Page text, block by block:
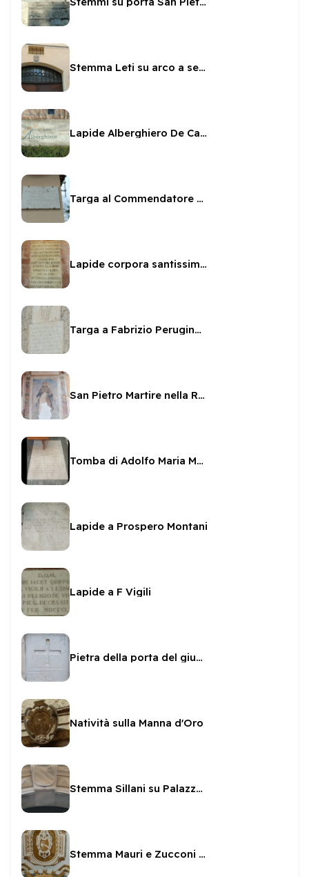
Stemma Leti su arco a sesto scemo
Lapide Alberghiero De Carolis
Targa al Commendatore Paolo Pallucco
Lapide corpora santissimi martiri
Targa a Fabrizio Perugino sul Fortilizio
San Pietro Martire nella Rocca
Tomba di Adolfo Maria Montani
Lapide a Prospero Montani
Lapide a F Vigili
Pietra della porta del giubileo
Natività sulla Manna d'Oro
Stemma Sillani su Palazzetto Sillani
Stemma Mauri e Zucconi nella Cappella della SS Icona